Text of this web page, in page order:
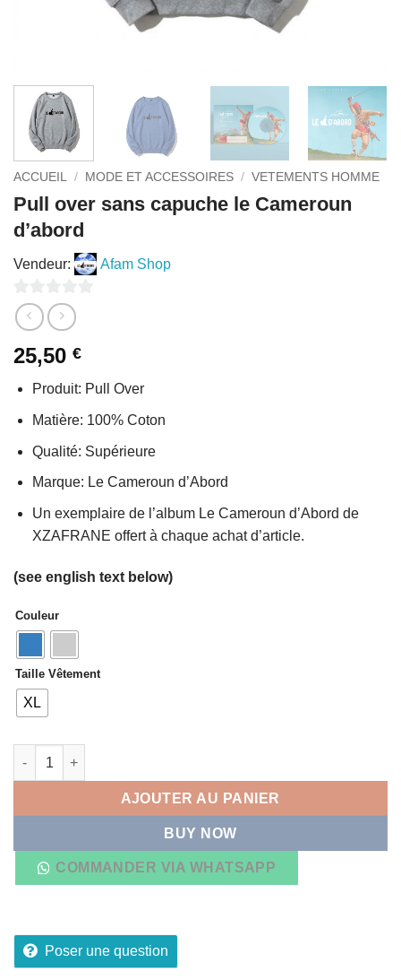
ACCUEIL / MODE ET ACCESSOIRES / VETEMENTS HOMME
Pull over sans capuche le Cameroun
d’abord
Vendeur: Afam Shop
0
sur
5
25,50 €
Produit: Pull Over
Matière: 100% Coton
Qualité: Supérieure
Marque: Le Cameroun d’Abord
Un exemplaire de l’album Le Cameroun d’Abord de
XZAFRANE offert à chaque achat d’article.
(see english text below)
Couleur
Taille Vêtement
XL
quantité de Pull over sans capuche le Cameroun d'abord
AJOUTER AU PANIER
BUY NOW
COMMANDER VIA WHATSAPP
Poser une question